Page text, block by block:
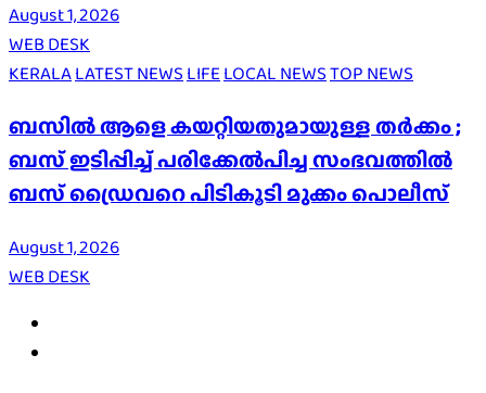
August 1, 2026
WEB DESK
KERALALATEST NEWSLIFELOCAL NEWSTOP NEWS
ബസിൽ ആളെ കയറ്റിയതുമായുള്ള തർക്കം ;
ബസ് ഇടിപ്പിച്ച് പരിക്കേൽപിച്ച സംഭവത്തിൽ
ബസ് ഡ്രൈവറെ പിടികൂടി മുക്കം പൊലീസ്
August 1, 2026
WEB DESK